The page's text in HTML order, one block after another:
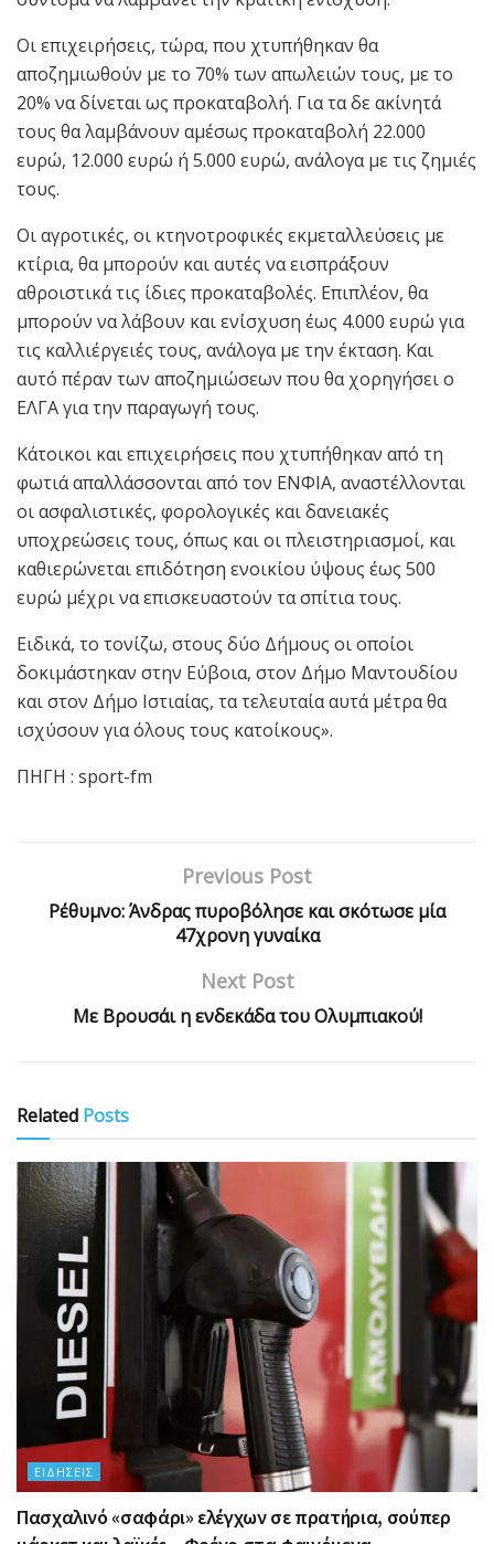
Οι επιχειρήσεις, τώρα, που χτυπήθηκαν θα
αποζημιωθούν με το 70% των απωλειών τους, με το
20% να δίνεται ως προκαταβολή. Για τα δε ακίνητά
τους θα λαμβάνουν αμέσως προκαταβολή 22.000
ευρώ, 12.000 ευρώ ή 5.000 ευρώ, ανάλογα με τις ζημιές
τους.
Οι αγροτικές, οι κτηνοτροφικές εκμεταλλεύσεις με
κτίρια, θα μπορούν και αυτές να εισπράξουν
αθροιστικά τις ίδιες προκαταβολές. Επιπλέον, θα
μπορούν να λάβουν και ενίσχυση έως 4.000 ευρώ για
τις καλλιέργειές τους, ανάλογα με την έκταση. Και
αυτό πέραν των αποζημιώσεων που θα χορηγήσει ο
ΕΛΓΑ για την παραγωγή τους.
Κάτοικοι και επιχειρήσεις που χτυπήθηκαν από τη
φωτιά απαλλάσσονται από τον ΕΝΦΙΑ, αναστέλλονται
οι ασφαλιστικές, φορολογικές και δανειακές
υποχρεώσεις τους, όπως και οι πλειστηριασμοί, και
καθιερώνεται επιδότηση ενοικίου ύψους έως 500
ευρώ μέχρι να επισκευαστούν τα σπίτια τους.
Ειδικά, το τονίζω, στους δύο Δήμους οι οποίοι
δοκιμάστηκαν στην Εύβοια, στον Δήμο Μαντουδίου
και στον Δήμο Ιστιαίας, τα τελευταία αυτά μέτρα θα
ισχύσουν για όλους τους κατοίκους».
ΠΗΓΗ : sport-fm
Previous Post
Ρέθυμνο: Άνδρας πυροβόλησε και σκότωσε μία
47χρονη γυναίκα
Next Post
Με Βρουσάι η ενδεκάδα του Ολυμπιακού!
Related Posts
ΕΙΔΉΣΕΙΣ
Πασχαλινό «σαφάρι» ελέγχων σε πρατήρια, σούπερ